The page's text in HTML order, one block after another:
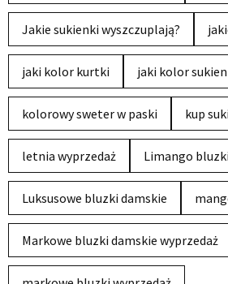
Jakie sukienki wyszczuplają?
jaki kolor kurtki jaki kolor
kolorowy sweter w paski kup
letnia wyprzedaż Limango
Luksusowe bluzki damskie
Markowe bluzki damskie wyprzedaż